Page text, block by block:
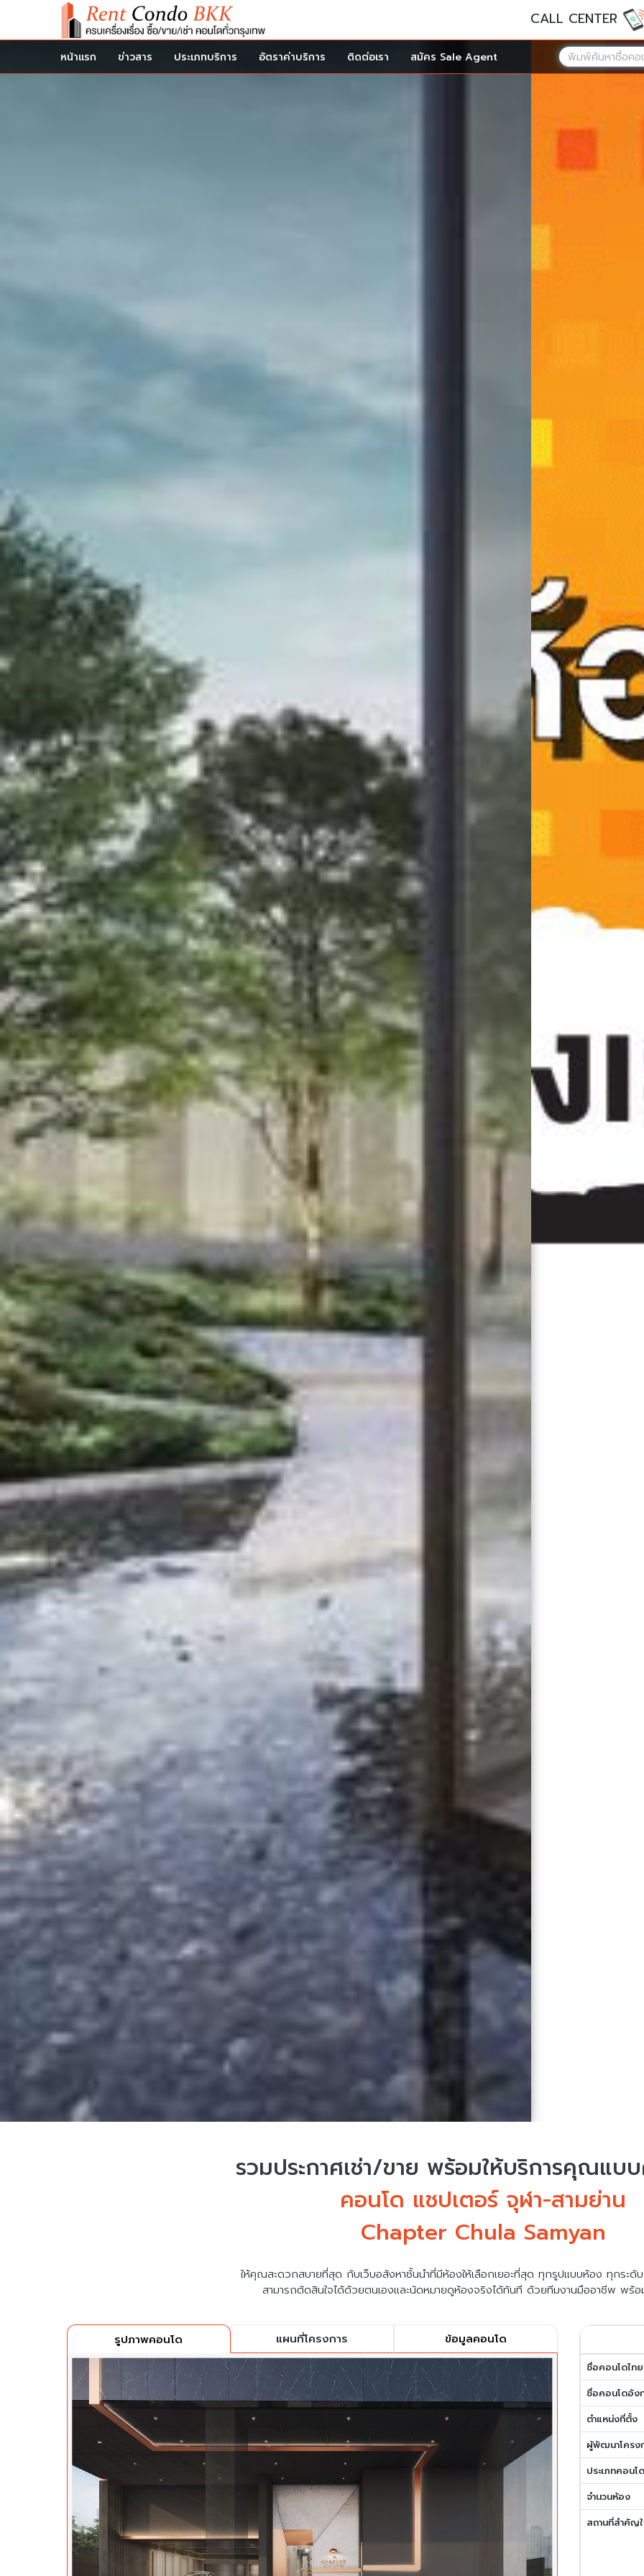
CALL CENTER
หน้าแรก ข่าวสาร ประเภทบริการ อัตราค่าบริการ ติดต่อเรา สมัคร Sale Agent
Previous
รวมประกาศเช่า/ขาย พร้อมให้บริการคุณแบ
คอนโด แชปเตอร์ จุฬา-สามย่าน
Chapter Chula Samyan
ให้คุณสะดวกสบายที่สุด กับเว็บอสังหาชั้นนำที่มีห้องให้เลือกเยอะที่สุด ทุกรูปแบบห้อง ทุกระดั
สามารถตัดสินใจได้ด้วยตนเองและนัดหมายดูห้องจริงได้ทันที ด้วยทีมงานมืออาชีพ พร้
รูปภาพคอนโด แผนที่โครงการ ข้อมูลคอนโด
ชื่อคอนโดไทย
ชื่อคอนโดอัง
ตำแหน่งที่ตั้ง
ผู้พัฒนาโครง
ประเภทคอนโด
จำนวนห้อง
สถานที่สำคัญ